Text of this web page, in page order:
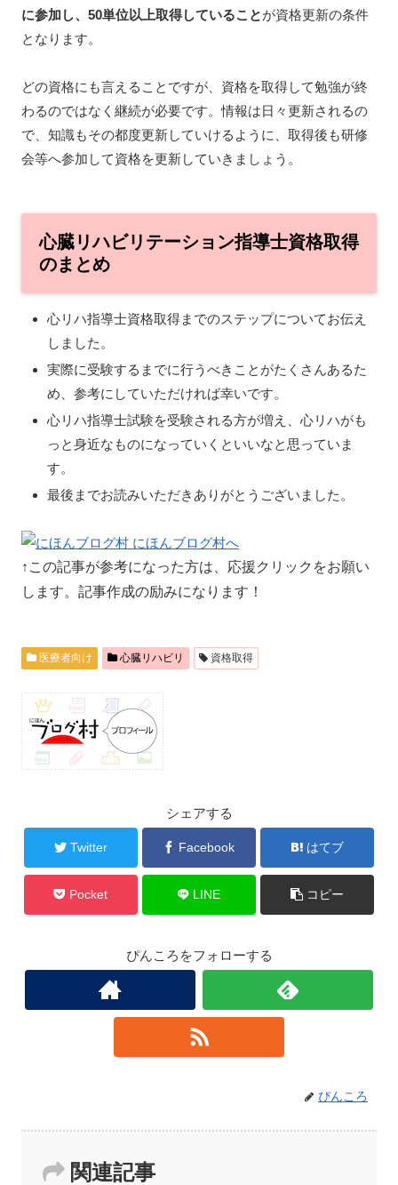
に参加し、50単位以上取得していることが資格更新の条件
となります。
どの資格にも言えることですが、資格を取得して勉強が終
わるのではなく継続が必要です。情報は日々更新されるの
で、知識もその都度更新していけるように、取得後も研修
会等へ参加して資格を更新していきましょう。
心臓リハビリテーション指導士資格取得
のまとめ
心リハ指導士資格取得までのステップについてお伝え
しました。
実際に受験するまでに行うべきことがたくさんあるた
め、参考にしていただければ幸いです。
心リハ指導士試験を受験される方が増え、心リハがも
っと身近なものになっていくといいなと思っていま
す。
最後までお読みいただきありがとうございました。
↑この記事が参考になった方は、応援クリックをお願い
します。記事作成の励みになります！
医療者向け 心臓リハビリ 資格取得
シェアする
Twitter Facebook はてブ
Pocket LINE コピー
ぴんころをフォローする
ぴんころ
関連記事